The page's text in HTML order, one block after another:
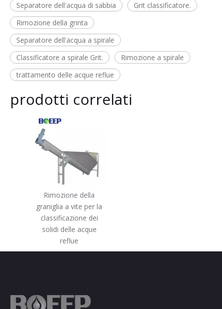
Separatore dell'acqua di sabbia
Grit classificatore.
Rimozione della grinta
Separatore dell'acqua a spirale
Classificatore a spirale Grit.
Rimozione a spirale
trattamento delle acque reflue
prodotti correlati
Rimozione della
graniglia a vite per la
classificazione dei
solidi delle acque
reflue